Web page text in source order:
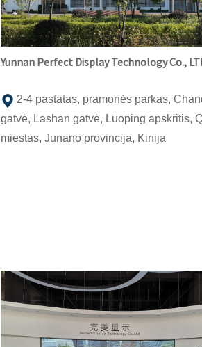
Yunnan Perfect Display Technology Co.,
2-4 pastatas, pramonės parkas,
gatvė, Lashan gatvė, Luoping apskritis,
miestas, Junano provincija, Kinija